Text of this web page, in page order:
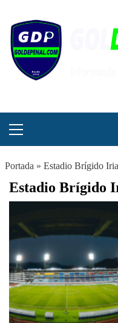
contenido
principal
Portada » Estadio Brígido
Estadio Brígido